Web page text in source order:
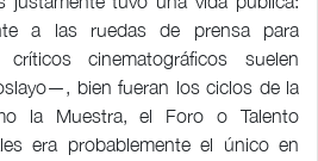
a las ruedas de prensa para
cinematográficos suelen
bien fueran los ciclos de la
la Muestra, el Foro o Talento
era probablemente el único en